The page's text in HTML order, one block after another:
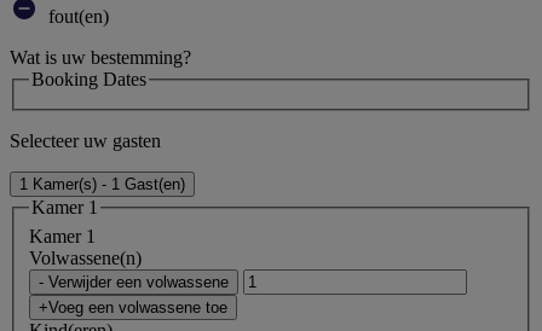
fout(en)
Wat is uw bestemming?
Booking Dates
Selecteer uw gasten
1 Kamer(s) - 1 Gast(en)
Kamer 1
Kamer 1
Volwassene(n)
- Verwijder een volwassene
+Voeg een volwassene toe